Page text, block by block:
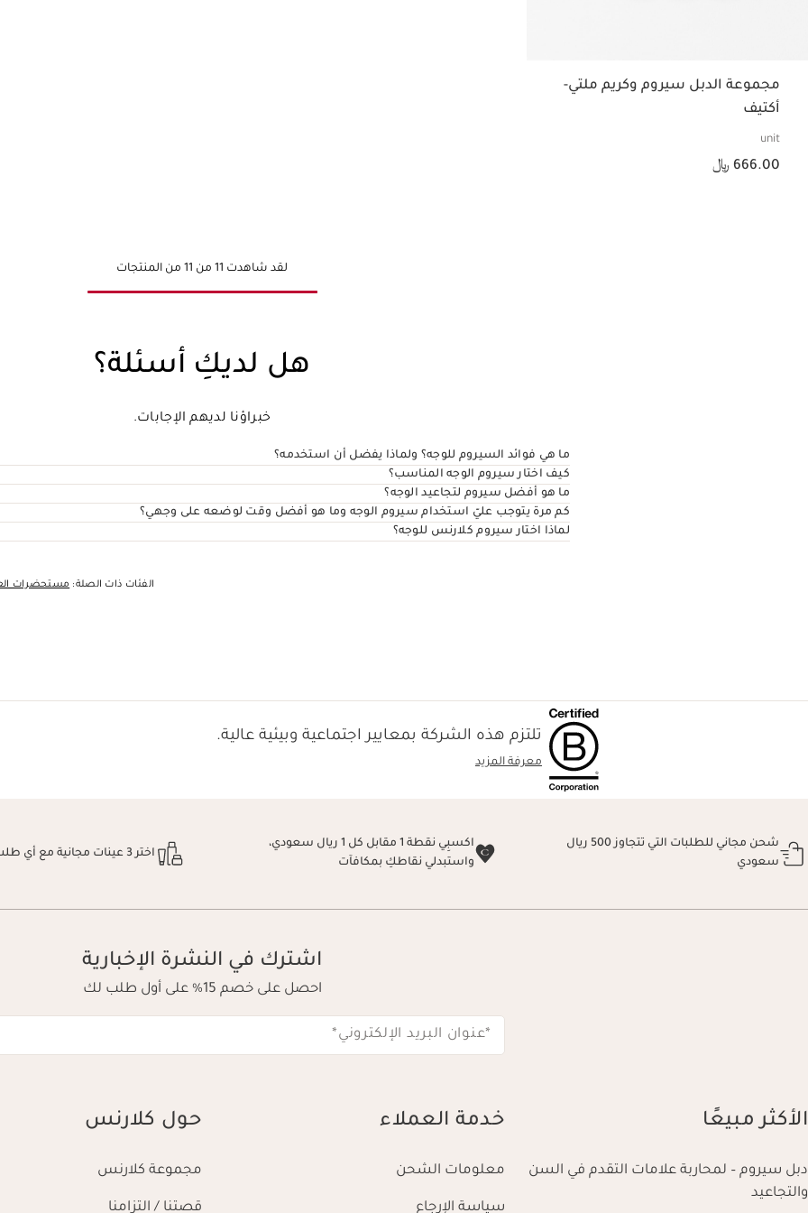
مجموعة الدبل سيروم وكريم ملتي-
أكتيف
unit
السعر الحالي هو 666.00 ﷼
666.00 ﷼
لقد شاهدت 11 من 11 من المنتجات
هل لديكِ أسئلة؟
خبراؤنا لديهم الإجابات.
ما هي فوائد السيروم للوجه؟ ولماذا يفضل أن استخدمه؟
كيف اختار سيروم الوجه المناسب؟
ما هو أفضل سيروم لتجاعيد الوجه؟
كم مرة يتوجب عليّ استخدام سيروم الوجه وما هو أفضل وقت لوضعه على وجهي؟
لماذا اختار سيروم كلارنس للوجه؟
الفئات ذات الصلة: مستحضرات
تلتزم هذه الشركة بمعايير اجتماعية وبيئية عالية.
معرفة المزيد
شحن مجاني للطلبات التي تتجاوز 500 ريال
سعودي
اكسبِي نقطة 1 مقابل كل 1 ريال سعودي،
واستبدلي نقاطكِ بمكافآت
اختر 3 عينات مجانية مع أي طلب
اشترك في النشرة الإخبارية
احصل على خصم 15% على أول طلب لك
*عنوان البريد الإلكتروني*
الأكثر مبيعًا
دبل سيروم – لمحاربة علامات التقدم في السن
والتجاعيد
خدمة العملاء
معلومات الشحن
سياسة الإرجاع
حول كلارنس
مجموعة كلارنس
قصتنا / التزامنا